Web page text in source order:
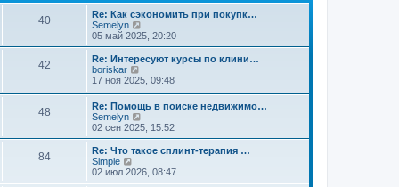
40
Re: Как сэкономить при покупк…
Semelyn
е
р
е
т
и
к
п
с
л
е
н
е
05 май 2025, 20:20
42
Re: Интересуют курсы по клини…
boriskar
е
й
т
и
к
п
с
17 ноя 2025, 09:48
48
Re: Помощь в поиске недвижимо…
Semelyn
е
р
е
т
02 сен 2025, 15:52
84
Re: Что такое сплинт-терапия …
Simple
е
р
02 июл 2026, 08:47